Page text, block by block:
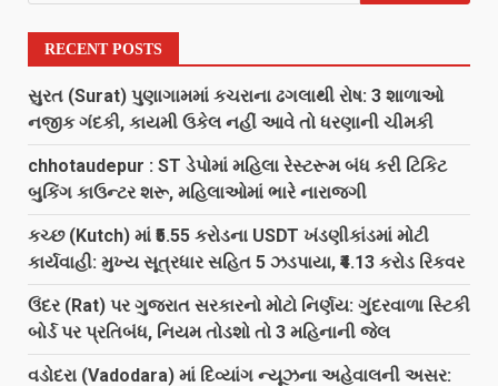
RECENT POSTS
સુરત (Surat) પુણાગામમાં કચરાના ઢગલાથી રોષ: 3 શાળાઓ
નજીક ગંદકી, કાયમી ઉકેલ નહીં આવે તો ધરણાની ચીમકી
chhotaudepur : ST ડેપોમાં મહિલા રેસ્ટરૂમ બંધ કરી ટિકિટ
બુકિંગ કાઉન્ટર શરૂ, મહિલાઓમાં ભારે નારાજગી
કચ્છ (Kutch) માં ₹5.55 કરોડના USDT ખંડણીકાંડમાં મોટી
કાર્યવાહી: મુખ્ય સૂત્રધાર સહિત 5 ઝડપાયા, ₹4.13 કરોડ રિકવર
ઉંદર (Rat) પર ગુજરાત સરકારનો મોટો નિર્ણય: ગુંદરવાળા સ્ટિકી
બોર્ડ પર પ્રતિબંધ, નિયમ તોડશો તો 3 મહિનાની જેલ
વડોદરા (Vadodara) માં દિવ્યાંગ ન્યૂઝના અહેવાલની અસર: